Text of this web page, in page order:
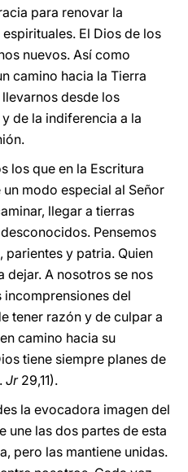
para renovar la
El Dios de los
nuevos. Así como
camino hacia la Tierra
desde los
de la indiferencia a la
los que en la Escritura
modo especial al Señor
llegar a tierras
Pensemos
parientes y patria. Quien
dejar. A nosotros se nos
incomprensiones del
tener razón y de culpar a
camino hacia su
tiene siempre planes de
Jr29,11).
la evocadora imagen del
une las dos partes de esta
pero las mantiene unidas.